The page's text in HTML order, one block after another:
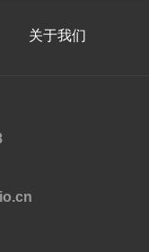
关于我们